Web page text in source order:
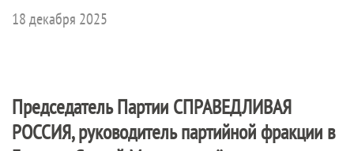
18 декабря 2025
Председатель Партии СПРАВЕДЛИВАЯ
РОССИЯ, руководитель партийной фракции в